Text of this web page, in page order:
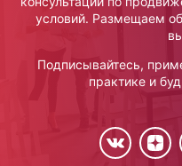
условий. Размещаем
Подписывайтесь,
практике и